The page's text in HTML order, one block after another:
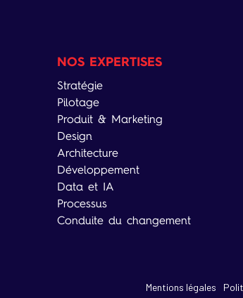
NOS EXPERTISES
Stratégie
Pilotage
Produit & Marketing
Design
Architecture
Développement
Data et IA
Processus
Conduite du changement
Mentions légales